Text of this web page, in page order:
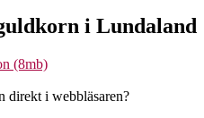
i Lundaland
(8mb)
direkt i webbläsaren?